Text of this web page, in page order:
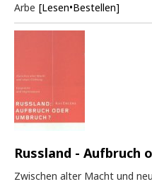
Arbe [Lesen•Bestellen]
Russland - Aufbruch
Zwischen alter Macht und